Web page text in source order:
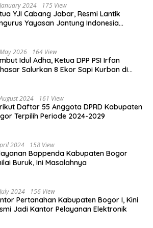
2024 175 View
YJI Cabang Jabar, Resmi Lantik
Yayasan Jantung Indonesia
2026 164 View
Idul Adha, Ketua DPP PSI Irfan
Salurkan 8 Ekor Sapi Kurban di
2024 161 View
Daftar 55 Anggota DPRD Kabupaten
Terpilih Periode 2024-2029
2024 158 View
Bappenda Kabupaten Bogor
Buruk, Ini Masalahnya
2024 156 View
Pertanahan Kabupaten Bogor I, Kini
Jadi Kantor Pelayanan Elektronik